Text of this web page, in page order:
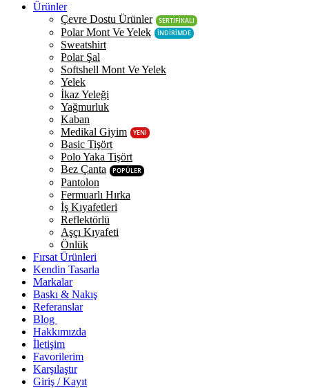
Ürünler
Çevre Dostu Ürünler
SERTİFİKALI
Polar Mont Ve Yelek İNDİRİMDE
Sweatshirt
Polar Şal
Softshell Mont Ve Yelek
Yelek
İkaz Yeleği
Yağmurluk
Kaban
Medikal Giyim
YENİ
Basic Tişört
Polo Yaka Tişört
Bez Çanta
POPÜLER
Pantolon
Fermuarlı Hırka
İş Kıyafetleri
Reflektörlü
Aşçı Kıyafeti
Önlük
Fırsat Ürünleri
Kendin Tasarla
Markalar
Baskı & Nakış
Referanslar
Blog
Hakkımızda
İletişim
Favorilerim
Karşılaştır
Giriş / Kayıt